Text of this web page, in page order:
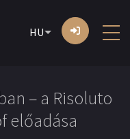
HU
– a Risoluto
előadása